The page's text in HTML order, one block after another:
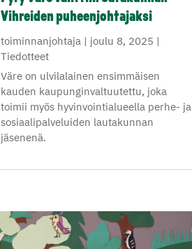
Vihreiden puheenjohtajaksi
toiminnanjohtaja| joulu 8, 2025 |
Tiedotteet
Väre on ulvilalainen ensimmäisen
kauden kaupunginvaltuutettu, joka
toimii myös hyvinvointialueella perhe- ja
sosiaalipalveluiden lautakunnan
jäsenenä.